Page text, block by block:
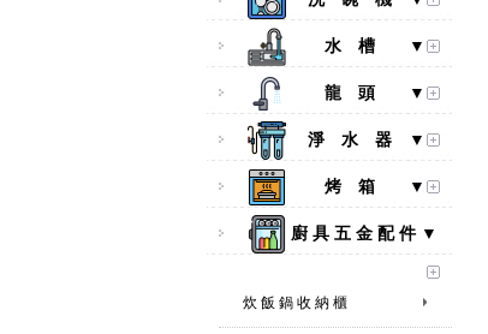
水 槽 ▼
龍 頭 ▼
淨 水 器 ▼
烤 箱 ▼
廚 具 五 金 配 件 ▼
炊 飯 鍋 收 納 櫃